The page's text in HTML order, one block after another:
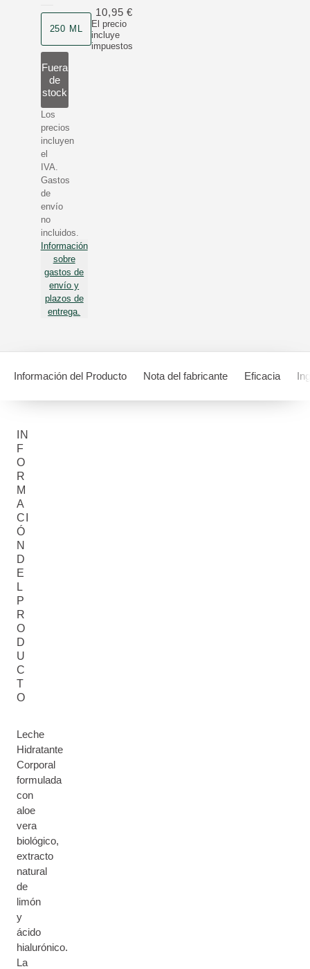
250 ML
El precio
incluye
impuestos
10,95 €
Fuera
de
stock
Los
precios
incluyen
el
IVA.
Gastos
de
envío
no
incluidos.
Información
sobre
gastos de
envío y
plazos de
entrega.
Información del Producto Nota del fabricante Eficacia
IN
F
O
R
M
A
CI
Ó
N
D
E
L
P
R
O
D
U
C
T
O
Leche
Hidratante
Corporal
formulada
con
aloe
vera
biológico,
extracto
natural
de
limón
y
ácido
hialurónico.
La